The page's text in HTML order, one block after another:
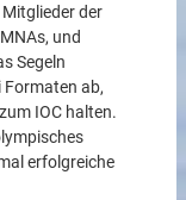
der
und
Segeln
Formaten ab,
IOC halten.
erfolgreiche